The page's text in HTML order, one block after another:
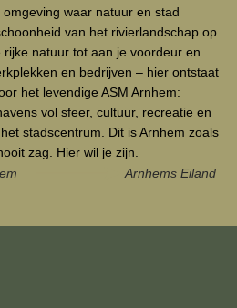
waar natuur en stad
van het rivierlandschap op
natuur tot aan je voordeur en
en bedrijven – hier ontstaat
het levendige ASM Arnhem:
vol sfeer, cultuur, recreatie en
stadscentrum. Dit is Arnhem zoals
zag. Hier wil je zijn.
Arnhems Eiland